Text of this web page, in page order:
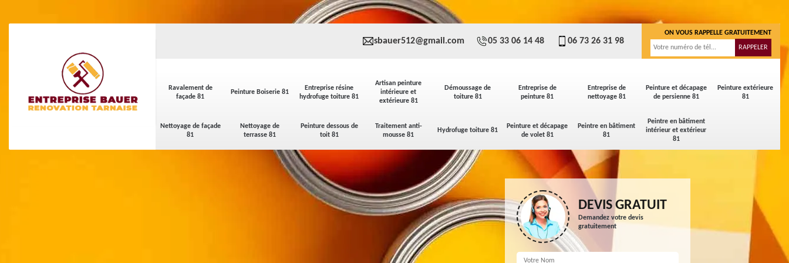
Ravalement de
façade 81
Peinture Boiserie 81
Entreprise résine
hydrofuge toiture 81
Artisan peinture
intérieure et
extérieure 81
Démoussage de
toiture 81
Entreprise de
peinture 81
Entreprise de
nettoyage 81
Peinture et décapage
de persienne 81
Peinture extérieure
81
Nettoyage de façade
81
Nettoyage de
terrasse 81
Peinture dessous de
toit 81
Traitement anti-
mousse 81
Hydrofuge toiture 81
Peinture et décapage
de volet 81
Peintre en bâtiment
81
Peintre en bâtiment
intérieur et extérieur
81
sbauer512@gmail.com 05 33 06 14 48 06 73 26 31 98
ON VOUS RAPPELLE GRATUITEMENT
DEVIS GRATUIT
Demandez votre devis
gratuitement